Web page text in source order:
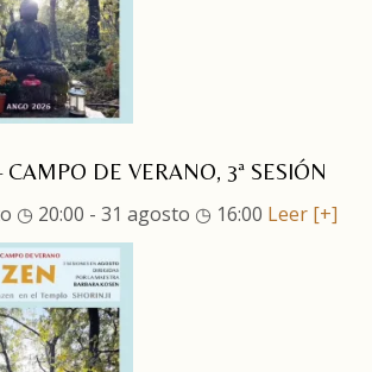
DE VERANO, 3ª SESIÓN
◷ 20:00 - 31 agosto ◷ 16:00 Leer [+]